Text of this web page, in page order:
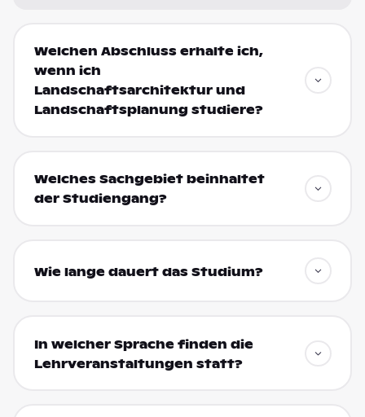
Welchen Abschluss erhalte ich,
wenn ich
Landschaftsarchitektur und
Landschaftsplanung studiere?
Welches Sachgebiet beinhaltet
der Studiengang?
Wie lange dauert das Studium?
In welcher Sprache finden die
Lehrveranstaltungen statt?